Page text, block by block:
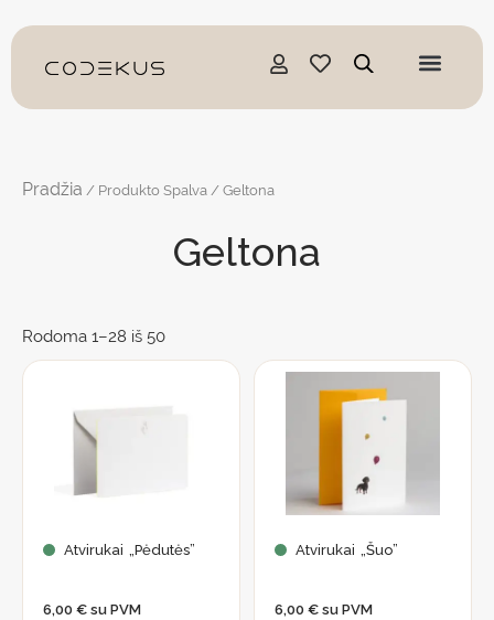
prie
turinio
Pradžia / Produkto Spalva / Geltona
Geltona
Rodoma 1–28 iš 50
Atvirukai „Pėdutės”
6,00 € su PVM
Atvirukai „Šuo”
6,00 € su PVM